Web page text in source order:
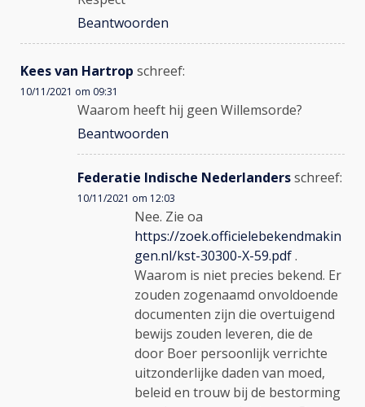
Beantwoorden
Kees van Hartrop schreef:
10/11/2021 om 09:31
Waarom heeft hij geen Willemsorde?
Beantwoorden
Federatie Indische Nederlandersschreef:
10/11/2021 om 12:03
Nee. Zie oa
https://zoek.officielebekendmakin
gen.nl/kst-30300-X-59.pdf.
Waarom is niet precies bekend. Er
zouden zogenaamd onvoldoende
documenten zijn die overtuigend
bewijs zouden leveren, die de
door Boer persoonlijk verrichte
uitzonderlijke daden van moed,
beleid en trouw bij de bestorming